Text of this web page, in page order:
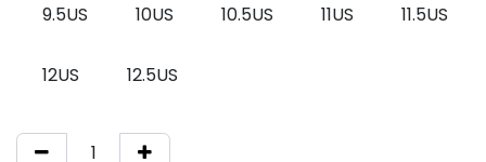
9.5US 10US 10.5US 11US 11.5US
12US 12.5US